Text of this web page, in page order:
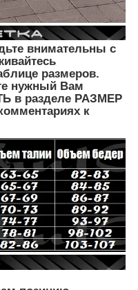
внимательны с
размеров.
нужный Вам
в разделе РАЗМЕР
к